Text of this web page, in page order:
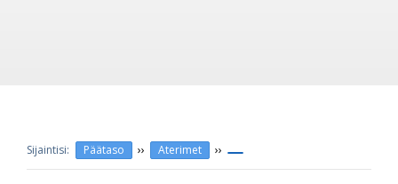
Päätaso ›› Aterimet ››